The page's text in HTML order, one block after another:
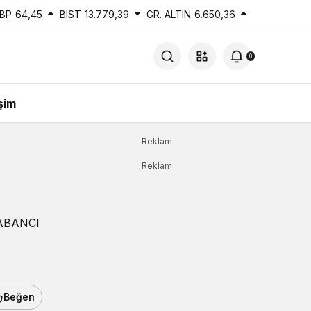
64,45 BIST 13.779,39 GR. ALTIN 6.650,36
0
Beğen
Reklam
Reklam